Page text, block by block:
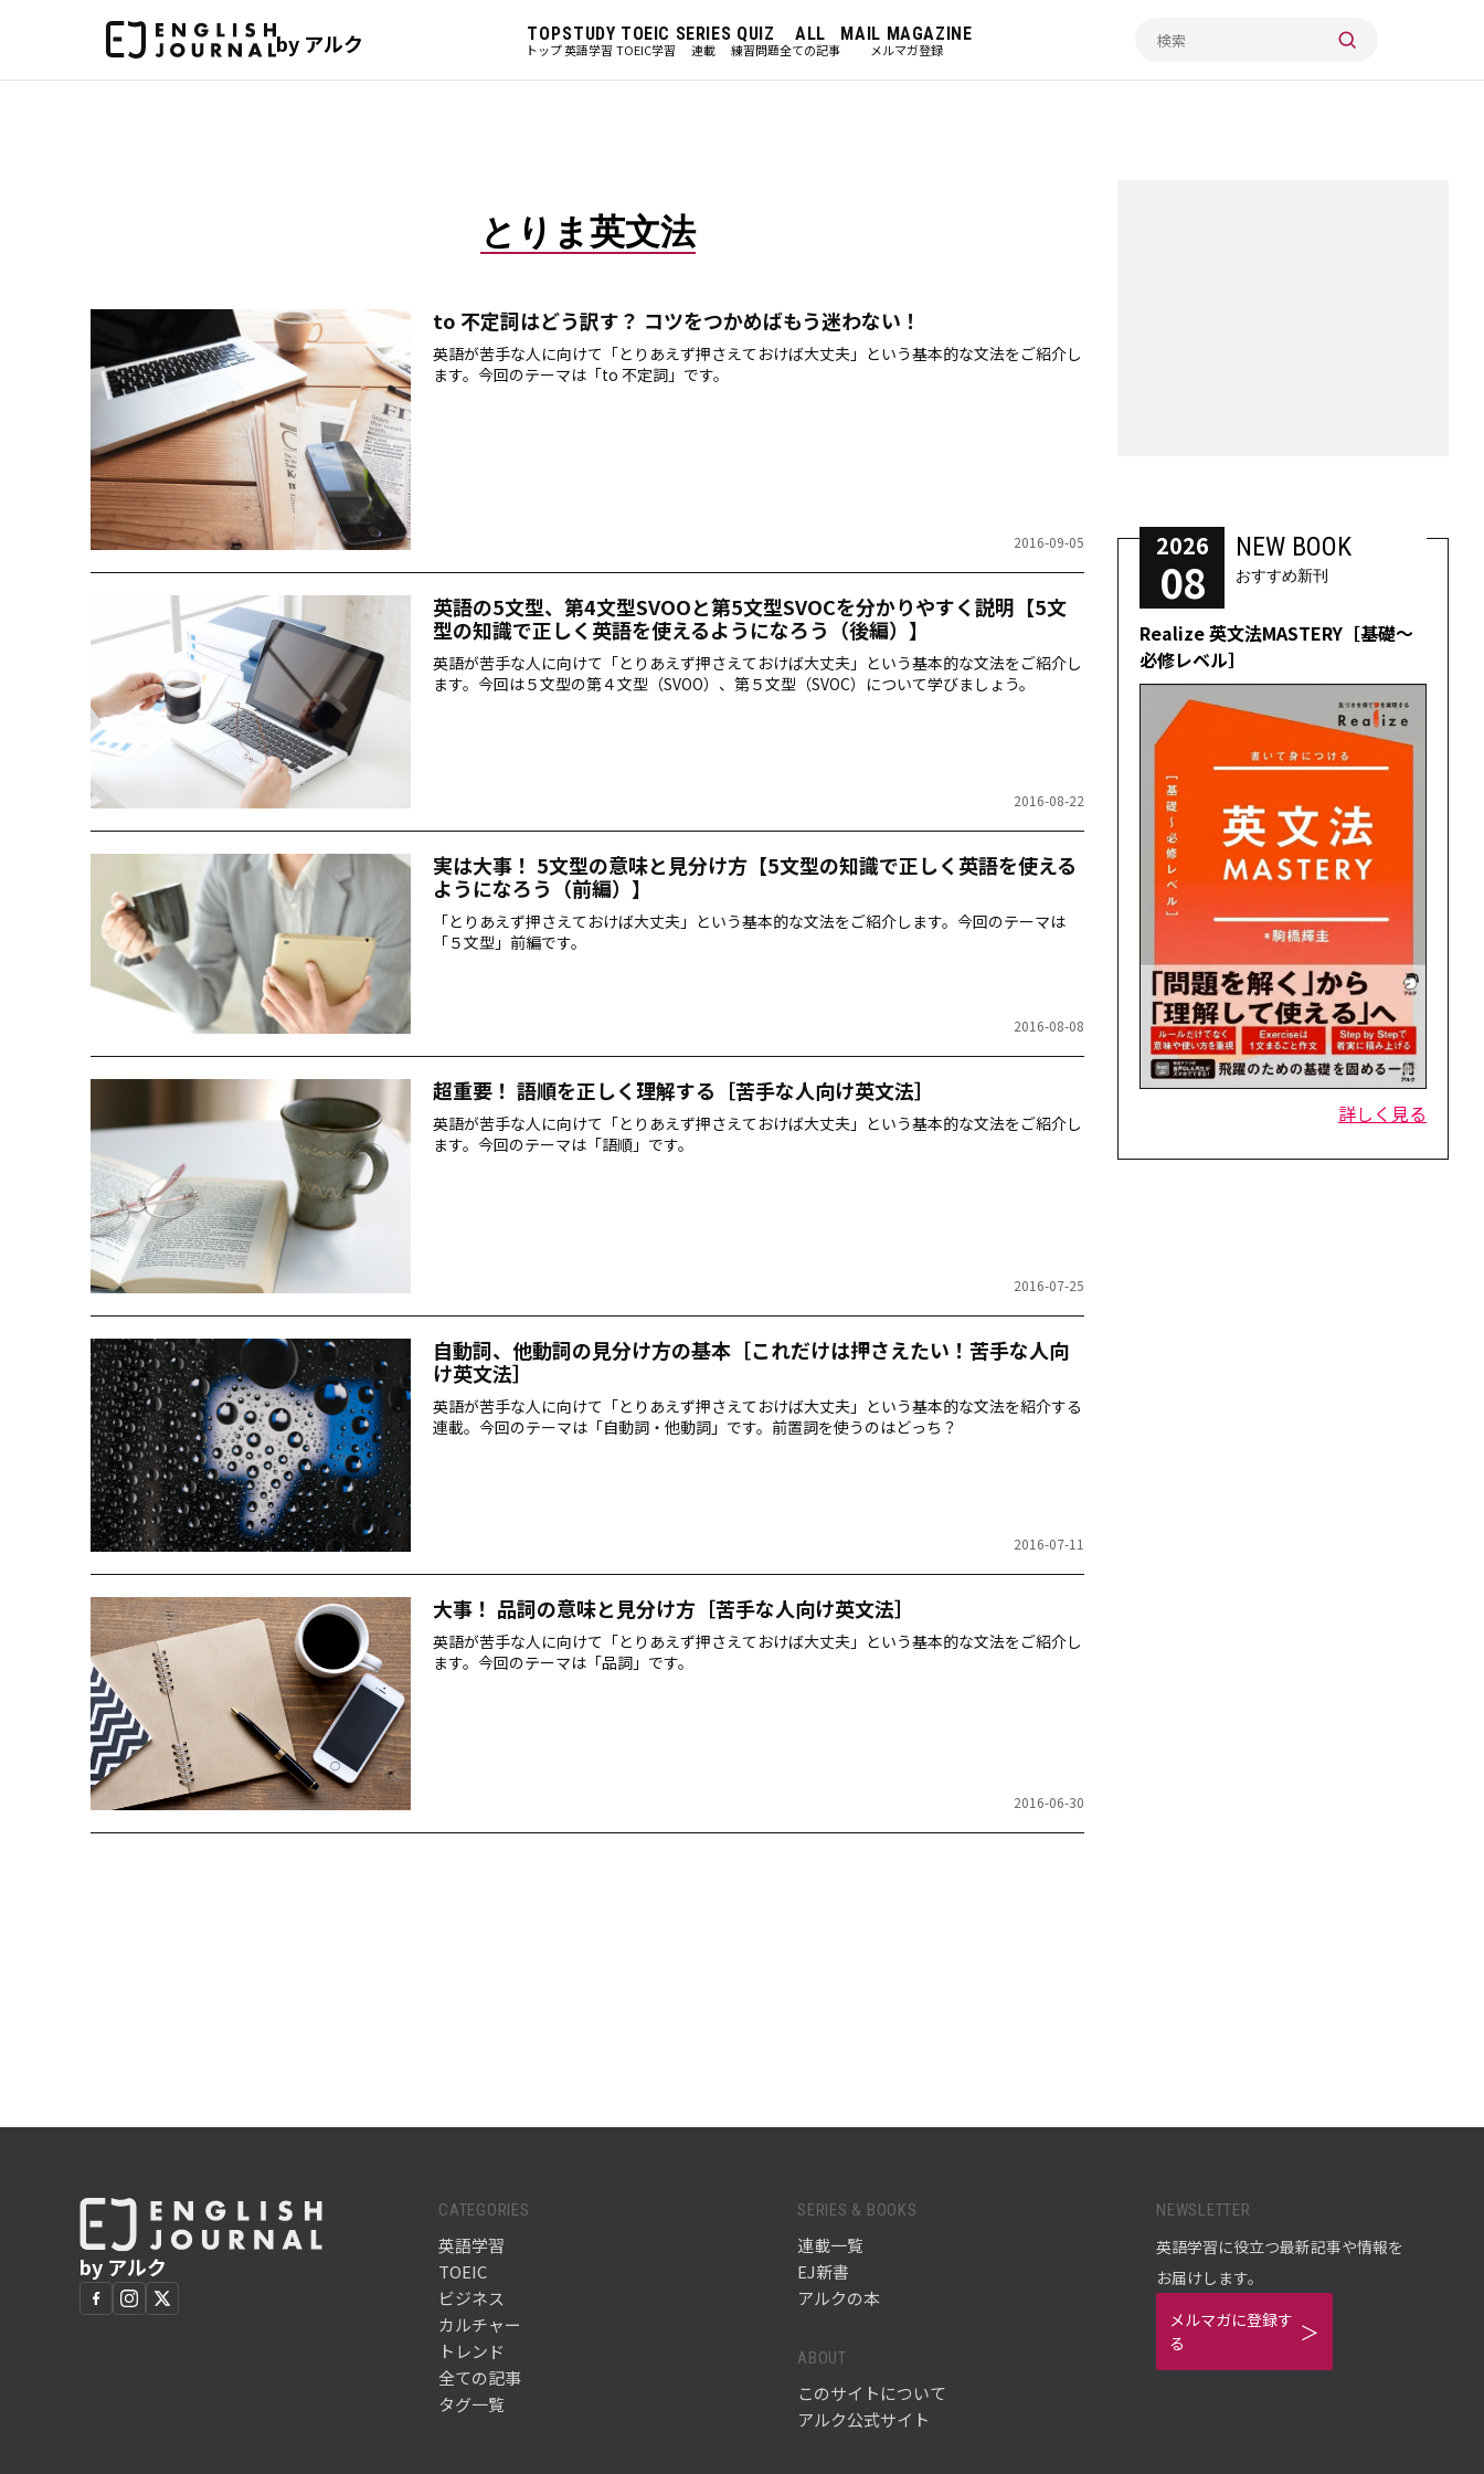
by アルク TOP
トップ
STUDY
英語学習
TOEIC
TOEIC学習
SERIES
連載
QUIZ
練習問題
ALL
全ての記事
MAIL MAGAZINE
メルマガ登録
とりま英文法
to 不定詞はどう訳す？ コツをつかめばもう迷わない！
英語が苦手な人に向けて「とりあえず押さえておけば大丈夫」という基本的な文法をご紹介し
ます。今回のテーマは「to 不定詞」です。
2016-09-05
英語の5文型、第4文型SVOOと第5文型SVOCを分かりやすく説明【5文
型の知識で正しく英語を使えるようになろう（後編）】
英語が苦手な人に向けて「とりあえず押さえておけば大丈夫」という基本的な文法をご紹介し
ます。今回は５文型の第４文型（SVOO）、第５文型（SVOC）について学びましょう。
2016-08-22
実は大事！ 5文型の意味と見分け方【5文型の知識で正しく英語を使える
ようになろう（前編）】
「とりあえず押さえておけば大丈夫」という基本的な文法をご紹介します。今回のテーマは
「５文型」前編です。
2016-08-08
超重要！ 語順を正しく理解する［苦手な人向け英文法］
英語が苦手な人に向けて「とりあえず押さえておけば大丈夫」という基本的な文法をご紹介し
ます。今回のテーマは「語順」です。
2016-07-25
自動詞、他動詞の見分け方の基本［これだけは押さえたい！苦手な人向
け英文法］
英語が苦手な人に向けて「とりあえず押さえておけば大丈夫」という基本的な文法を紹介する
連載。今回のテーマは「自動詞・他動詞」です。前置詞を使うのはどっち？
2016-07-11
大事！ 品詞の意味と見分け方［苦手な人向け英文法］
英語が苦手な人に向けて「とりあえず押さえておけば大丈夫」という基本的な文法をご紹介し
ます。今回のテーマは「品詞」です。
2016-06-30
2026
08
NEW BOOK
おすすめ新刊
Realize 英文法MASTERY［基礎～
必修レベル］
詳しく見る
by アルク
CATEGORIES
英語学習
TOEIC
ビジネス
カルチャー
トレンド
全ての記事
タグ一覧
SERIES & BOOKS
連載一覧
EJ新書
アルクの本
ABOUT
このサイトについて
アルク公式サイト
NEWSLETTER
英語学習に役立つ最新記事や情報を
お届けします。
メルマガに登録す
る